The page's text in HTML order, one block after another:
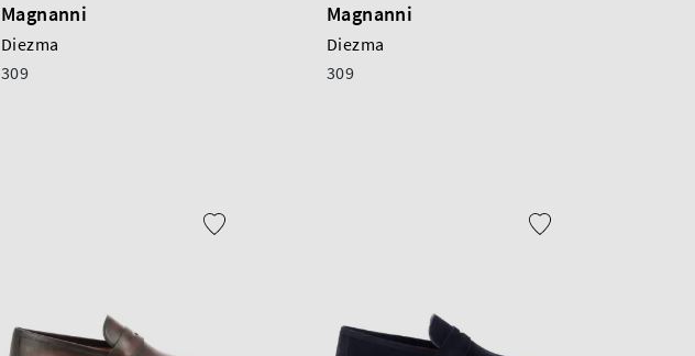
Magnanni
Diezma
309
Magnanni
Diezma
309